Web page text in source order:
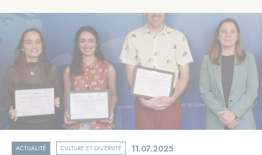
ACTUALITÉ CULTURE ET DIVERSITÉ 11.07.2025